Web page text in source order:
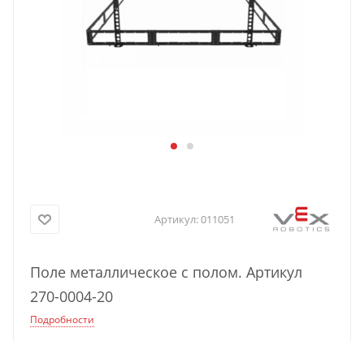
Артикул:011051
Поле металлическое с полом. Артикул
270-0004-20
Подробности